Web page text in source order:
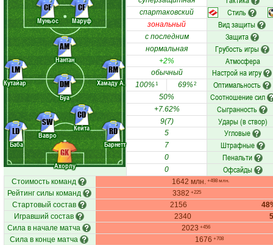
Ахорлу
Баба
Вавро
Кейта
Барнетт
Кутайар
Буа
Нантан
Хамаду А.
Муньос Маруф
GK
LD
SW
CD
RD
LM
DM
AM
RM
CF CF спартаковский Стиль
зональный Вид защиты
с последним Защита
нормальная Грубость игры
+2% Атмосфера
обычный Настрой на игру
100%1 69%2 Оптимальность
50% Соотношение сил
+7.62% Сыгранность
9(7) Удары (в створ)
5 Угловые
7 Штрафные
0 Пенальти
0 Офсайды
Стоимость команд 1642 млн. +498 млн.
Рейтинг силы команд 3382 +225
Стартовый состав 2156
Игравший состав
2340
Сила в начале матча
2023 +456
Сила в конце матча 1676 +708